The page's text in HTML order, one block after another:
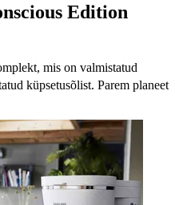
Edition
mis on valmistatud
küpsetusõlist. Parem planeet